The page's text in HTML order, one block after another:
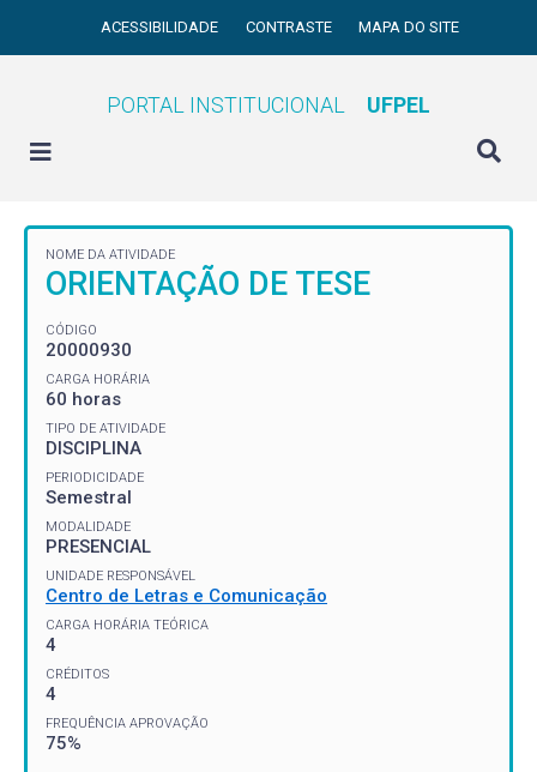
ACESSIBILIDADE CONTRASTE MAPA DO SITE
PORTAL INSTITUCIONAL UFPEL
NOME DA ATIVIDADE
ORIENTAÇÃO DE TESE
CÓDIGO
20000930
CARGA HORÁRIA
60 horas
TIPO DE ATIVIDADE
DISCIPLINA
PERIODICIDADE
Semestral
MODALIDADE
PRESENCIAL
UNIDADE RESPONSÁVEL
Centro de Letras e Comunicação
CARGA HORÁRIA TEÓRICA
4
CRÉDITOS
4
FREQUÊNCIA APROVAÇÃO
75%